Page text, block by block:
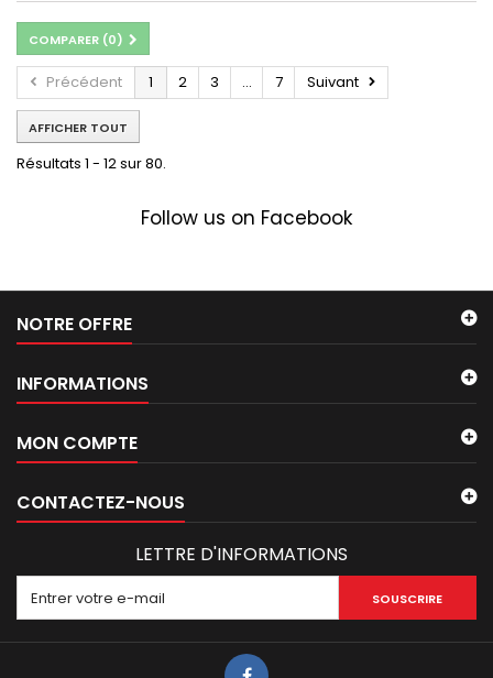
COMPARER (0)
Précédent 1 2 3 ... 7 Suivant
AFFICHER TOUT
Résultats 1 - 12 sur 80.
Follow us on Facebook
NOTRE OFFRE
INFORMATIONS
MON COMPTE
CONTACTEZ-NOUS
LETTRE D'INFORMATIONS
SOUSCRIRE